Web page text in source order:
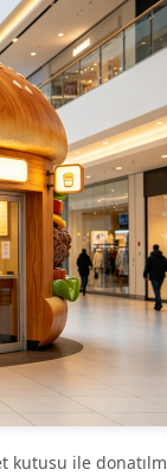
kutusu ile